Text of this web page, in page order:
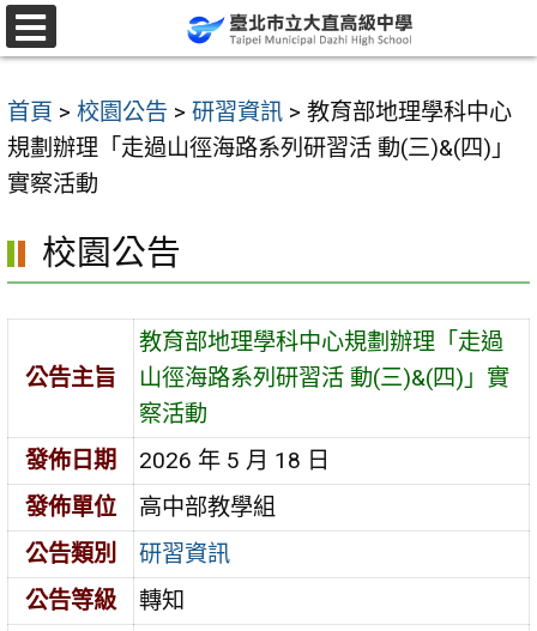
跳
至
要
內
容
首頁 > 校園公告 > 研習資訊 > 教育部地理學科中心
規劃辦理「走過山徑海路系列研習活 動(三)&(四)」
實察活動
校園公告
公告主旨
教育部地理學科中心規劃辦理「走過
山徑海路系列研習活 動(三)&(四)」實
察活動
發佈日期
2026 年 5 月 18 日
發佈單位
高中部教學組
公告類別
研習資訊
公告等級
轉知
選
單